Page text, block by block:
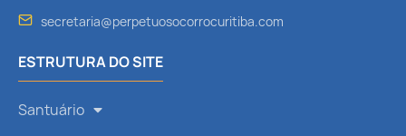
secretaria@perpetuosocorrocuritiba.com
ESTRUTURA DO SITE
Santuário